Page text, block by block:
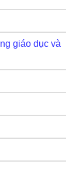
giáo dục và